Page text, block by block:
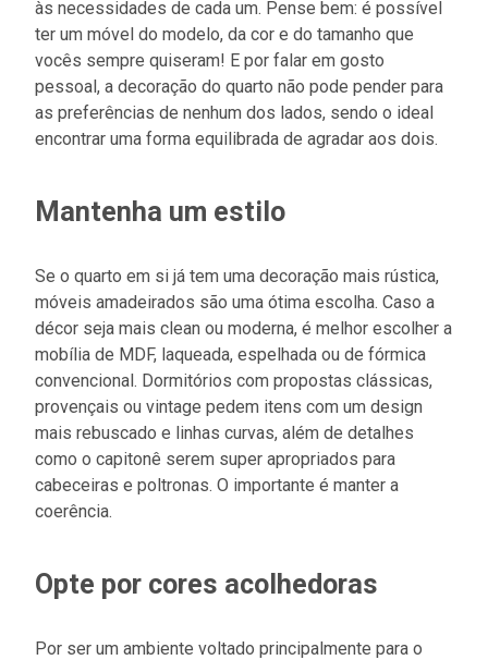
às necessidades de cada um. Pense bem: é possível
ter um móvel do modelo, da cor e do tamanho que
vocês sempre quiseram! E por falar em gosto
pessoal, a decoração do quarto não pode pender para
as preferências de nenhum dos lados, sendo o ideal
encontrar uma forma equilibrada de agradar aos dois.
Mantenha um estilo
Se o quarto em si já tem uma decoração mais rústica,
móveis amadeirados são uma ótima escolha. Caso a
décor seja mais clean ou moderna, é melhor escolher a
mobília de MDF, laqueada, espelhada ou de fórmica
convencional. Dormitórios com propostas clássicas,
provençais ou vintage pedem itens com um design
mais rebuscado e linhas curvas, além de detalhes
como o capitonê serem super apropriados para
cabeceiras e poltronas. O importante é manter a
coerência.
Opte por cores acolhedoras
Por ser um ambiente voltado principalmente para o